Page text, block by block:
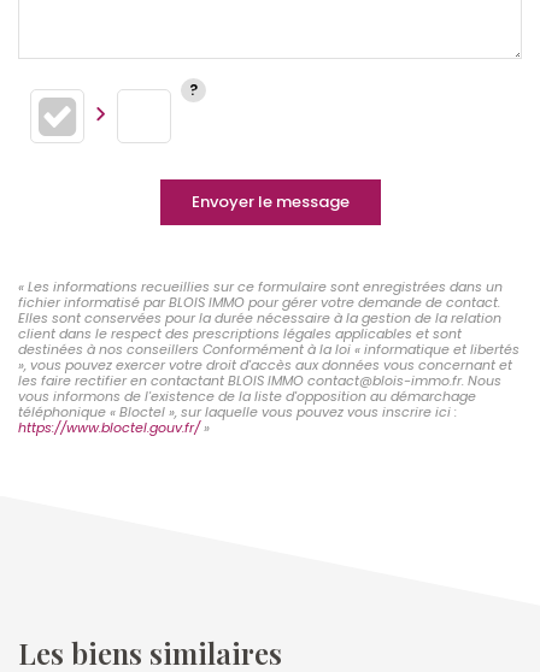
Envoyer le message
« Les informations recueillies sur ce formulaire sont enregistrées dans un
fichier informatisé par BLOIS IMMO pour gérer votre demande de contact.
Elles sont conservées pour la durée nécessaire à la gestion de la relation
client dans le respect des prescriptions légales applicables et sont
destinées à nos conseillers Conformément à la loi « informatique et libertés
», vous pouvez exercer votre droit d'accès aux données vous concernant et
les faire rectifier en contactant BLOIS IMMO contact@blois-immo.fr. Nous
vous informons de l'existence de la liste d'opposition au démarchage
téléphonique « Bloctel », sur laquelle vous pouvez vous inscrire ici :
https://www.bloctel.gouv.fr/»
Les biens similaires